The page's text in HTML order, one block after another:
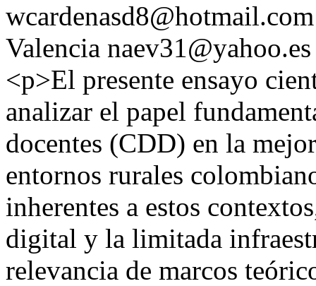
wcardenasd8@hotmail.com
Valencia naev31@yahoo.es
<p>El presente ensayo
analizar el papel
docentes (CDD) en la
entornos rurales
inherentes a estos
digital y la limitada
relevancia de marcos